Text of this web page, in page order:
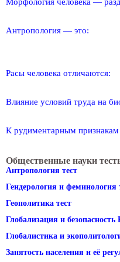
Антропология — это:
Расы человека отличаются:
Влияние условий труда на
К рудиментарным признакам
Общественные науки
Антропология тест
Гендерология и феминология
Геополитика тест
Глобализация и безопасность
Глобалистика и
Занятость населения и её